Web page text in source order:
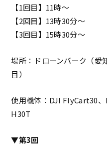
【1回目】11時～
【2回目】13時30分～
【3回目】15時30分～
場所：ドローンパーク（愛
目）
使用機体：DJI FlyCart30
H30T
▼第3回